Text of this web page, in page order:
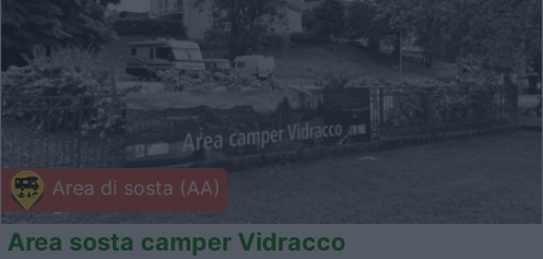
Area di sosta (AA)
Area sosta camper Vidracco